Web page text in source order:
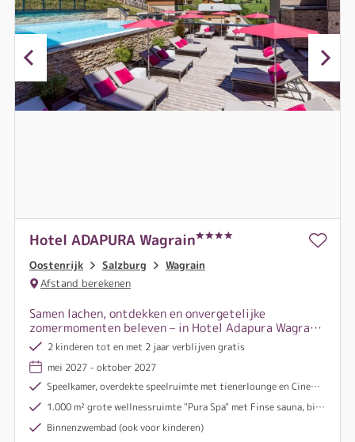
Hotel ADAPURA Wagrain
Oostenrijk Salzburg
Wagrain
Afstand berekenen
Samen lachen, ontdekken en onvergetelijke
zomermomenten beleven – in Hotel Adapura Wagrain
komt het hele gezin niets tekort!
2 kinderen tot en met 2 jaar verblijven gratis
mei 2027 - oktober 2027
Speelkamer, overdekte speelruimte met tienerlounge en Cinema4Kids
1.000 m² grote wellnessruimte "Pura Spa" met Finse sauna, biosauna, textielsauna, stoombad, infraroodcabine en ontspanningsruimte met buitenterras (toegang vanaf 15 jaar)
Binnenzwembad (ook voor kinderen)